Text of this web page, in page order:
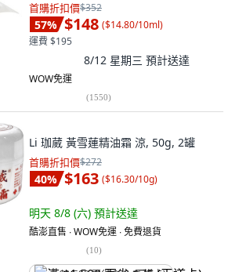
首購折扣價$352
57% $148 ($14.80/10ml)
運費 $195
8/12 星期三 預計送達
WOW免運
(1550)
Li 珈葳 黃雪蓮精油霜 涼, 50g, 2罐
首購折扣價$272
40% $163 ($16.30/10g)
明天 8/8 (六) 預計送達
酷澎直售 ∙ WOW免運 ∙ 免費退貨
(10)